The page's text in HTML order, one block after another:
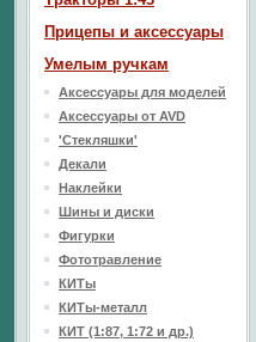
Прицепы и аксессуары
Умелым ручкам
Аксессуары для моделей
Аксессуары от AVD
'Стекляшки'
Декали
Наклейки
Шины и диски
Фигурки
Фототравление
КИТы
КИТы-металл
КИТ (1:87, 1:72 и др.)